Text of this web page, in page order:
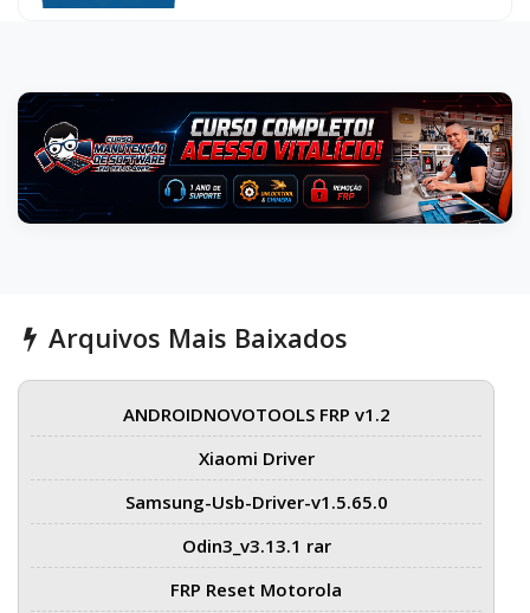
Arquivos Mais Baixados
ANDROIDNOVOTOOLS FRP v1.2
Xiaomi Driver
Samsung-Usb-Driver-v1.5.65.0
Odin3_v3.13.1 rar
FRP Reset Motorola